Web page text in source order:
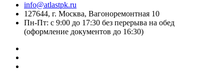
info@atlastpk.ru
127644, г. Москва, Вагоноремонтная 10
Пн-Пт: с 9:00 до 17:30 без перерыва на обед
(оформление документов до 16:30)